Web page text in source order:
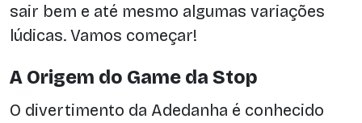
sair bem e até mesmo algumas variações
lúdicas. Vamos começar!
A Origem do Game da Stop
O divertimento da Adedanha é conhecido